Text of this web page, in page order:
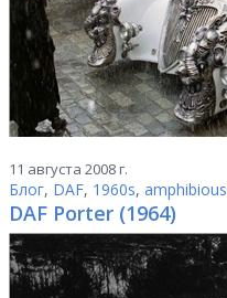
11 августа 2008 г.
Блог, DAF, 1960s, amphibious
DAF Porter (1964)